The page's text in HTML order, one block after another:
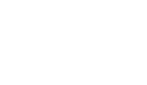
Formation SEO &